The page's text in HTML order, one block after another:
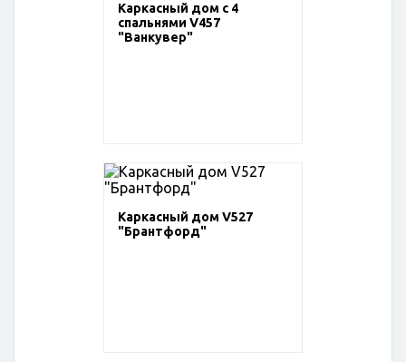
Каркасный дом с 4
спальнями V457
"Ванкувер"
Каркасный дом V527
"Брантфорд"